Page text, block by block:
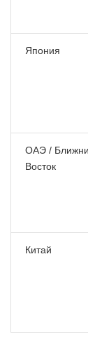
Япония
ОАЭ /
Восток
Китай